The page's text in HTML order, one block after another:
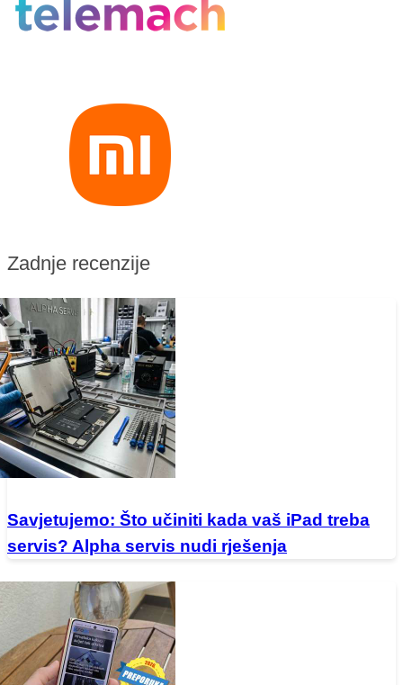
Zadnje recenzije
Savjetujemo: Što učiniti kada vaš iPad treba
servis? Alpha servis nudi rješenja